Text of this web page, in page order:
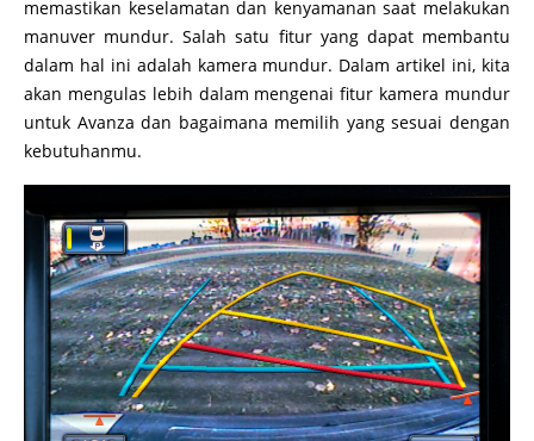
memastikan keselamatan dan kenyamanan saat melakukan
manuver mundur. Salah satu fitur yang dapat membantu
dalam hal ini adalah kamera mundur. Dalam artikel ini, kita
akan mengulas lebih dalam mengenai fitur kamera mundur
untuk Avanza dan bagaimana memilih yang sesuai dengan
kebutuhanmu.